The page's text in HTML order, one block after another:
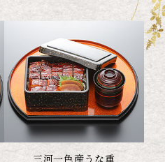
三河一色産うな重